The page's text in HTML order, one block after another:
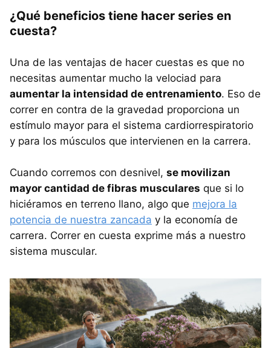
¿Qué beneficios tiene hacer series en
cuesta?
Una de las ventajas de hacer cuestas es que no
necesitas aumentar mucho la velociad para
aumentar la intensidad de entrenamiento. Eso de
correr en contra de la gravedad proporciona un
estímulo mayor para el sistema cardiorrespiratorio
y para los músculos que intervienen en la carrera.
Cuando corremos con desnivel, se movilizan
mayor cantidad de fibras musculares que si lo
hiciéramos en terreno llano, algo que mejora la
potencia de nuestra zancada y la economía de
carrera. Correr en cuesta exprime más a nuestro
sistema muscular.